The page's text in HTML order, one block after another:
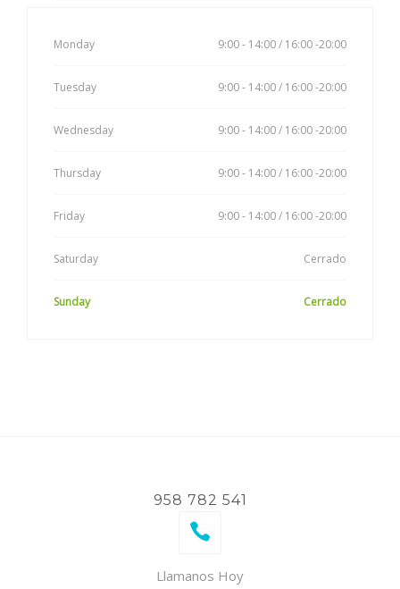
Monday 9:00 - 14:00 / 16:00 -20:00
Tuesday 9:00 - 14:00 / 16:00 -20:00
Wednesday 9:00 - 14:00 / 16:00 -20:00
Thursday 9:00 - 14:00 / 16:00 -20:00
Friday 9:00 - 14:00 / 16:00 -20:00
Saturday Cerrado
Sunday Cerrado
958 782 541
Llamanos Hoy